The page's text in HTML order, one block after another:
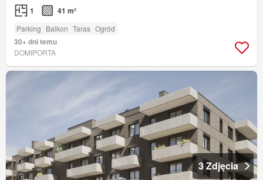
1 41 m²
Parking Balkon Taras Ogród
30+ dni temu
DOMIPORTA
3 Zdjęcia